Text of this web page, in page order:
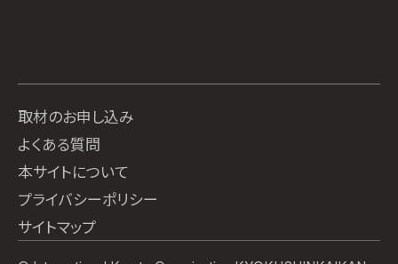
取材のお申し込み
よくある質問
本サイトについて
プライバシーポリシー
サイトマップ